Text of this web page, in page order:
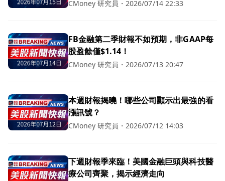
CMoney 研究員 ・ 2026/07/14 22:33
FB金融第二季財報不如預期，非GAAP每
股盈餘僅$1.14！
CMoney 研究員 ・ 2026/07/13 20:47
本週財報揭曉！哪些公司顯示出最強的看
漲訊號？
CMoney 研究員 ・ 2026/07/12 14:03
下週財報季來臨！美國金融巨頭與科技醫
療公司齊聚，揭示經濟走向